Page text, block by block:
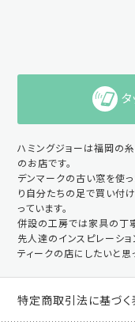
ハミングジョーは福岡の
のお店です。
デンマークの古い窓を使
り自分たちの足で買い付
っています。
併設の工房では家具の丁
先人達のインスピレーシ
ティークの店にしたいと思
特定商取引法に基づく